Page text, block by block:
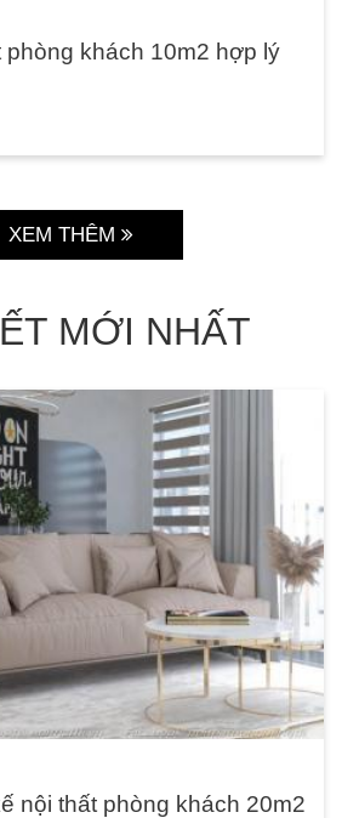
phòng khách 10m2 hợp lý
XEM THÊM
MỚI NHẤT
nội thất phòng khách 20m2